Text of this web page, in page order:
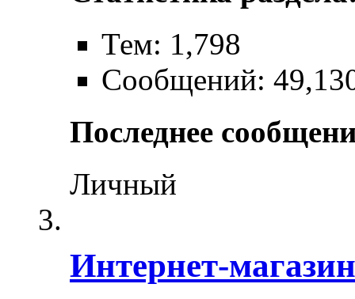
Тем: 1,798
Сообщений:
Последнее
Личный
Интернет-